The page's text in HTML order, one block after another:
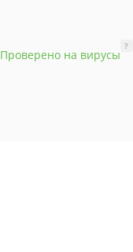
Проверено на вирусы
?